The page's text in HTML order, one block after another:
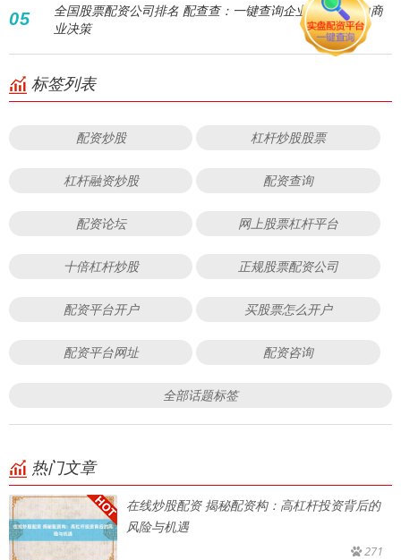
05
全国股票配资公司排名 配查查：一键查询企业信息，助力商
业决策
标签列表
配资炒股 杠杆炒股股票
杠杆融资炒股 配资查询
配资论坛 网上股票杠杆平台
十倍杠杆炒股 正规股票配资公司
配资平台开户 买股票怎么开户
配资平台网址 配资咨询
全部话题标签
热门文章
在线炒股配资 揭秘配资构：高杠杆投资背后的
风险与机遇
271